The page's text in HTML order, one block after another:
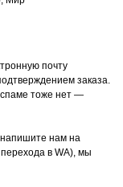
почту
заказа.
тоже нет —
напишите нам на
в WA), мы